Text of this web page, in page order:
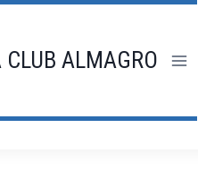
CLUB ALMAGRO